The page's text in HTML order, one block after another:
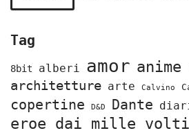
Tag
8bit alberi amor
architetture arte Calvino
copertine
D&D Dante
eroe dai mille volti